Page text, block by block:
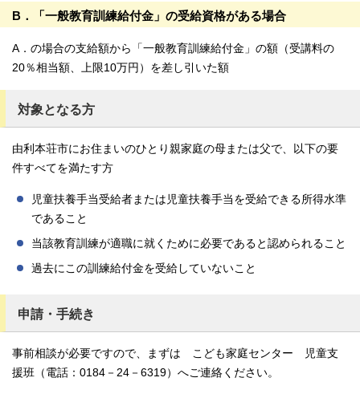
B．「一般教育訓練給付金」の受給資格がある場合
A．の場合の支給額から「一般教育訓練給付金」の額（受講料の
20％相当額、上限10万円）を差し引いた額
対象となる方
由利本荘市にお住まいのひとり親家庭の母または父で、以下の要
件すべてを満たす方
児童扶養手当受給者または児童扶養手当を受給できる所得水準
であること
当該教育訓練が適職に就くために必要であると認められること
過去にこの訓練給付金を受給していないこと
申請・手続き
事前相談が必要ですので、まずは こども家庭センター 児童支
援班（電話：0184－24－6319）へご連絡ください。